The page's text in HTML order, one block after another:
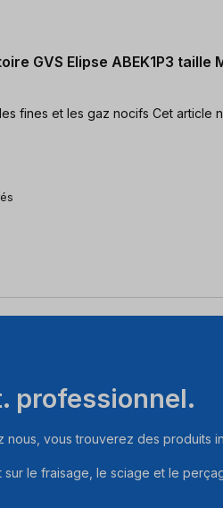
GVS Elipse ABEK1P3 taille
Protection double
professionnel.
vous trouverez des produits
le fraisage, le sciage et le